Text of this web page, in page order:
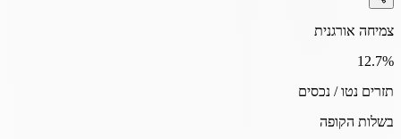
צמיחה אורגנית
12.7%
תזרים נטו / נכסים
בשלות הקופה